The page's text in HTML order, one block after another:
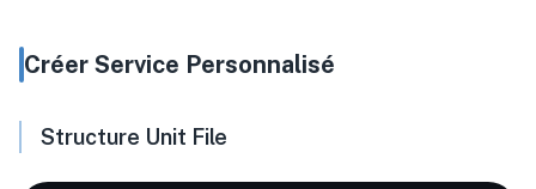
Créer Service Personnalisé
Structure Unit File